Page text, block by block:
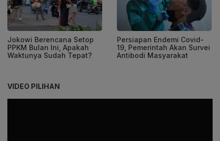
Jokowi Berencana Setop
PPKM Bulan Ini, Apakah
Waktunya Sudah Tepat?
Persiapan Endemi Covid-
19, Pemerintah Akan Survei
Antibodi Masyarakat
VIDEO PILIHAN